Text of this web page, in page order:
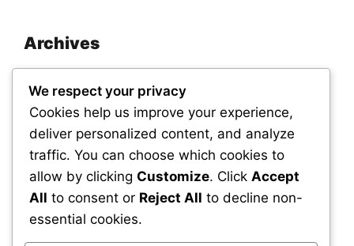
Archives
September 2025
Categories
Uncategorized
We respect your privacy
Cookies help us improve your experience,
deliver personalized content, and analyze
traffic. You can choose which cookies to
allow by clicking Customize. Click Accept
All to consent or Reject All to decline non-
essential cookies.